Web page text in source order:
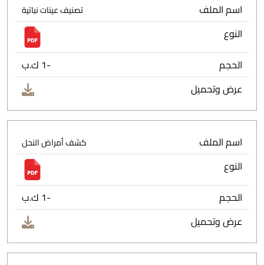
اسم الملف تصنيف عينات نباتية
النوع
الحجم
-1 ك.ب
عرض وتحميل
اسم الملف كشف أمراض النحل
النوع
الحجم
-1 ك.ب
عرض وتحميل